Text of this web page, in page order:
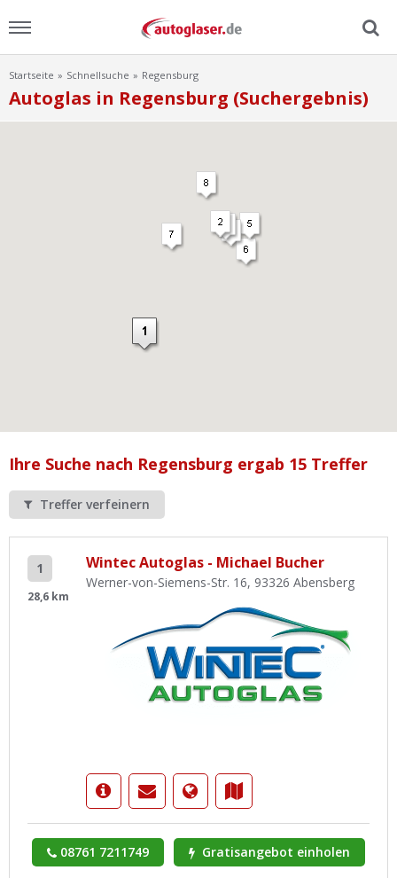
Menu
Home
Werkstatt Login
Startseite Schnellsuche Regensburg
Autoglas in Regensburg (Suchergebnis)
Ihre Suche nach Regensburg ergab 15 Treffer
Treffer verfeinern
1
28,6 km
Wintec Autoglas - Michael Bucher
Werner-von-Siemens-Str. 16, 93326 Abensberg
08761 7211749 Gratisangebot einholen